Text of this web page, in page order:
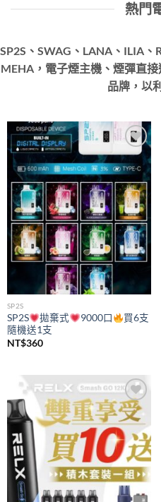
熱門
SP2S、SWAG、LANA、ILIA、
MEHA，電子煙主機、煙彈直
品牌，以
Add to
wishlist
SP2S
SP2S 拋棄式 9000口
買6支
隨機送1支
NT$360
Add to
wishlist